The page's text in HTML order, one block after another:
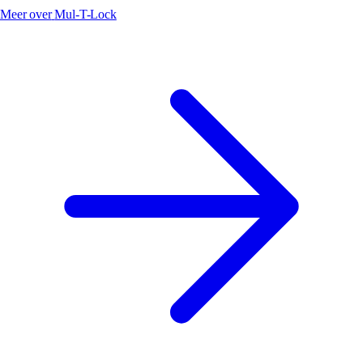
Meer over Mul-T-Lock